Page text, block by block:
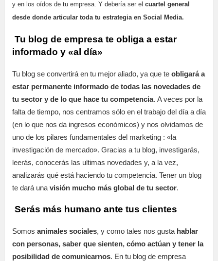
y en los oídos de tu empresa. Y debería ser el cuartel general
desde donde articular toda tu estrategia en Social Media.
Tu blog de empresa te obliga a estar
informado y «al día»
Tu blog se convertirá en tu mejor aliado, ya que te obligará a
estar permanente informado de todas las novedades de
tu sector y de lo que hace tu competencia. A veces por la
falta de tiempo, nos centramos sólo en el trabajo del día a día
(en lo que nos da ingresos económicos) y nos olvidamos de
uno de los pilares fundamentales del marketing : «la
investigación de mercado». Gracias a tu blog, investigarás,
leerás, conocerás las ultimas novedades y, a la vez,
analizarás qué está haciendo tu competencia. Tener un blog
te dará una visión mucho más global de tu sector.
Serás más humano ante tus clientes
Somos animales sociales, y como tales nos gusta hablar
con personas, saber que sienten, cómo actúan y tener la
posibilidad de comunicarnos. En tu blog de empresa